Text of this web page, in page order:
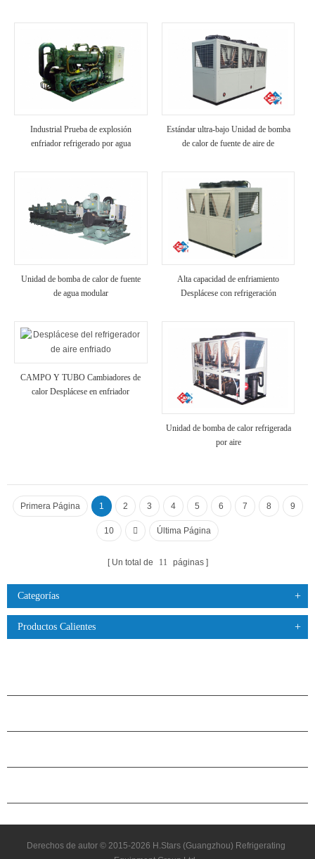
Industrial Prueba de explosión
enfriador refrigerado por agua
Estándar ultra-bajo Unidad de bomba
de calor de fuente de aire de
Unidad de bomba de calor de fuente
de agua modular
Alta capacidad de enfriamiento
Desplácese con refrigeración
CAMPO Y TUBO Cambiadores de
calor Desplácese en enfriador
Unidad de bomba de calor refrigerada
por aire
Primera Página 1 2 3 4 5 6 7 8 9
10 Última Página
Un total de 11 páginas
Categorías
Productos Calientes
Derechos de autor © 2015-2026 H.Stars (Guangzhou) Refrigerating